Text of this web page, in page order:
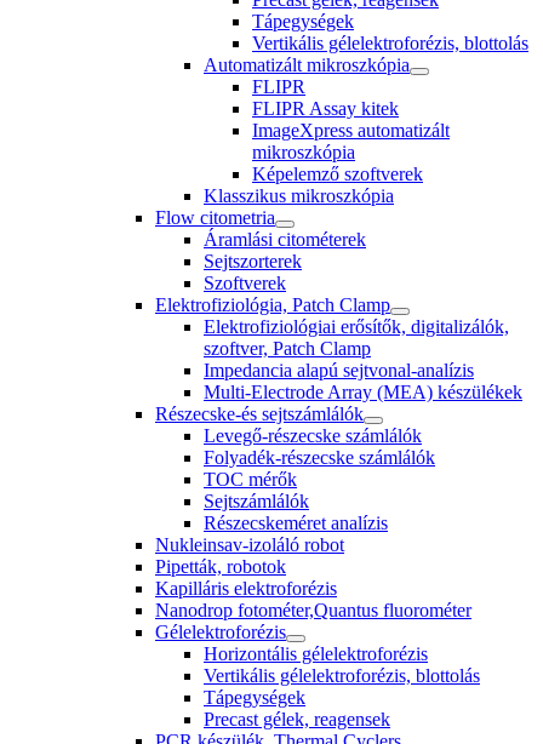
Tápegységek
Vertikális gélelektroforézis, blottolás
Automatizált mikroszkópia
FLIPR
FLIPR Assay kitek
ImageXpress automatizált
mikroszkópia
Képelemző szoftverek
Klasszikus mikroszkópia
Flow citometria
Áramlási citométerek
Sejtszorterek
Szoftverek
Elektrofiziológia, Patch Clamp
Elektrofiziológiai erősítők, digitalizálók,
szoftver, Patch Clamp
Impedancia alapú sejtvonal-analízis
Multi-Electrode Array (MEA) készülékek
Részecske-és sejtszámlálók
Levegő-részecske számlálók
Folyadék-részecske számlálók
TOC mérők
Sejtszámlálók
Részecskeméret analízis
Nukleinsav-izoláló robot
Pipetták, robotok
Kapilláris elektroforézis
Nanodrop fotométer,Quantus fluorométer
Gélelektroforézis
Horizontális gélelektroforézis
Vertikális gélelektroforézis, blottolás
Tápegységek
Precast gélek, reagensek